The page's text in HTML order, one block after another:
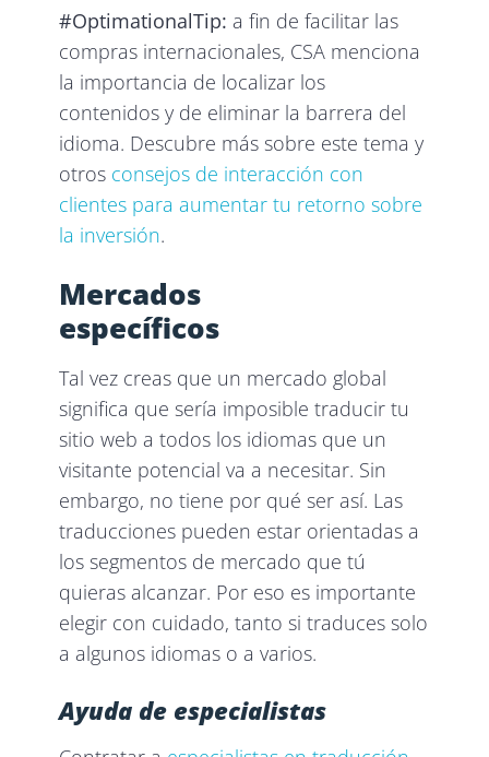
#OptimationalTip:a fin de facilitar las
compras internacionales, CSA menciona
la importancia de localizar los
contenidos y de eliminar la barrera del
idioma. Descubre más sobre este tema y
otros consejos de interacción con
clientes para aumentar tu retorno sobre
la inversión.
Mercados
específicos
Tal vez creas que un mercado global
significa que sería imposible traducir tu
sitio web a todos los idiomas que un
visitante potencial va a necesitar. Sin
embargo, no tiene por qué ser así. Las
traducciones pueden estar orientadas a
los segmentos de mercado que tú
quieras alcanzar. Por eso es importante
elegir con cuidado, tanto si traduces solo
a algunos idiomas o a varios.
Ayuda de especialistas